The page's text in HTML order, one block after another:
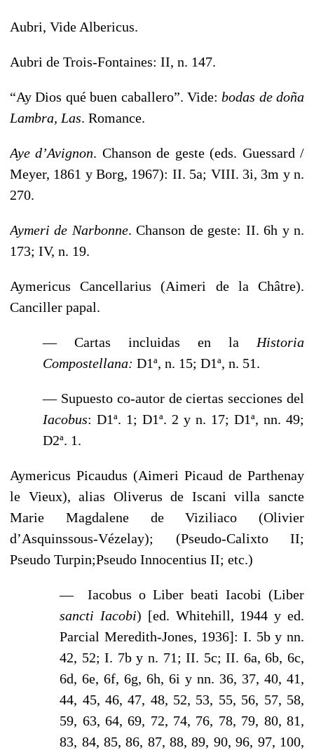
Aubri, Vide Albericus.
Aubri de Trois-Fontaines: II, n. 147.
“Ay Dios qué buen caballero”. Vide:bodas de doña
Lambra, Las. Romance.
Aye d’Avignon. Chanson de geste (eds. Guessard /
Meyer, 1861 y Borg, 1967): II. 5a; VIII. 3i, 3m y n.
270.
Aymeri de Narbonne. Chanson de geste: II. 6h y n.
173; IV, n. 19.
Aymericus Cancellarius (Aimeri de la Châtre).
Canciller papal.
— Cartas incluidas en la Historia
Compostellana:D1ª, n. 15; D1ª, n. 51.
— Supuesto co-autor de ciertas secciones del
Iacobus: D1ª. 1; D1ª. 2 y n. 17; D1ª, nn. 49;
D2ª. 1.
Aymericus Picaudus (Aimeri Picaud de Parthenay
le Vieux), alias Oliverus de Iscani villa sancte
Marie Magdalene de Viziliaco (Olivier
d’Asquinssous-Vézelay); (Pseudo-Calixto II;
Pseudo Turpin;Pseudo Innocentius II; etc.)
—
Iacobus o Liber beati Iacobi (Liber
sancti Iacobi) [ed. Whitehill, 1944 y ed.
Parcial Meredith-Jones, 1936]: I. 5b y nn.
42, 52; I. 7b y n. 71; II. 5c; II. 6a, 6b, 6c,
6d, 6e, 6f, 6g, 6h, 6i y nn. 36, 37, 40, 41,
44, 45, 46, 47, 48, 52, 53, 55, 56, 57, 58,
59, 63, 64, 69, 72, 74, 76, 78, 79, 80, 81,
83, 84, 85, 86, 87, 88, 89, 90, 96, 97, 100,